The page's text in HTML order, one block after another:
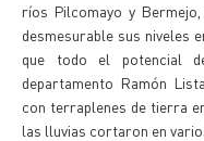
ríos Pilcomayo y
desmesurable sus niveles
que todo el potencial
departamento Ramón
con terraplenes de tierra
las lluvias cortaron en